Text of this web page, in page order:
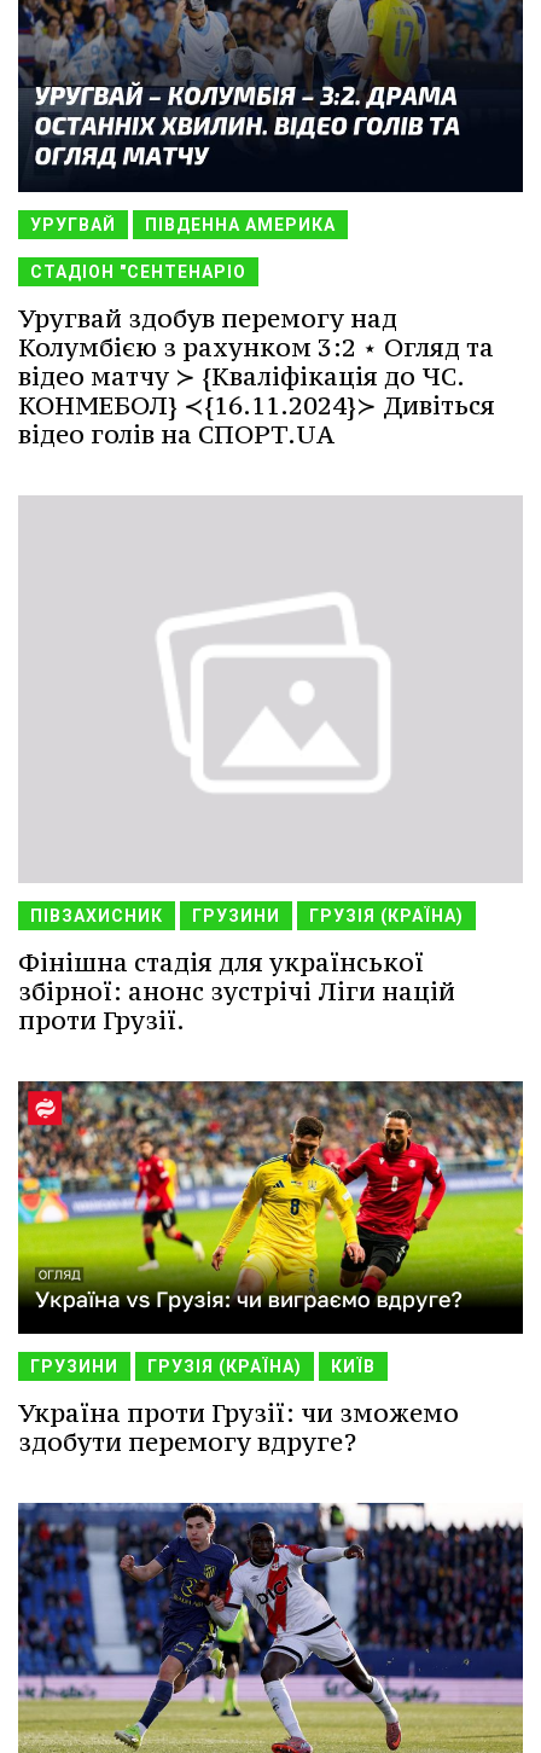
УРУГВАЙ ПІВДЕННА АМЕРИКА
СТАДІОН "СЕНТЕНАРІО
Уругвай здобув перемогу над
Колумбією з рахунком 3:2 ⋆ Огляд та
відео матчу ≻ {Кваліфікація до ЧС.
КОНМЕБОЛ} ≺{16.11.2024}≻ Дивіться
відео голів на СПОРТ.UA
ПІВЗАХИСНИК ГРУЗИНИ ГРУЗІЯ (КРАЇНА)
Фінішна стадія для української
збірної: анонс зустрічі Ліги націй
проти Грузії.
ГРУЗИНИ ГРУЗІЯ (КРАЇНА) КИЇВ
Україна проти Грузії: чи зможемо
здобути перемогу вдруге?